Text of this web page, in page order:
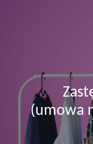
(umowa